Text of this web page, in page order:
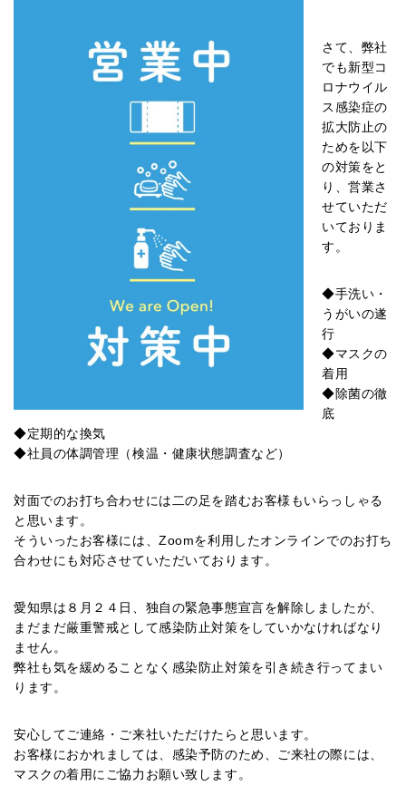
さて、弊社
でも新型コ
ロナウイル
ス感染症の
拡大防止の
ためを以下
の対策をと
り、営業さ
せていただ
いておりま
す。
◆手洗い・
うがいの遂
行
◆マスクの
着用
◆除菌の徹
底
◆定期的な換気
◆社員の体調管理（検温・健康状態調査など）
対面でのお打ち合わせには二の足を踏むお客様もいらっしゃる
と思います。
そういったお客様には、Zoomを利用したオンラインでのお打ち
合わせにも対応させていただいております。
愛知県は８月２４日、独自の緊急事態宣言を解除しましたが、
まだまだ厳重警戒として感染防止対策をしていかなければなり
ません。
弊社も気を緩めることなく感染防止対策を引き続き行ってまい
ります。
安心してご連絡・ご来社いただけたらと思います。
お客様におかれましては、感染予防のため、ご来社の際には、
マスクの着用にご協力お願い致します。